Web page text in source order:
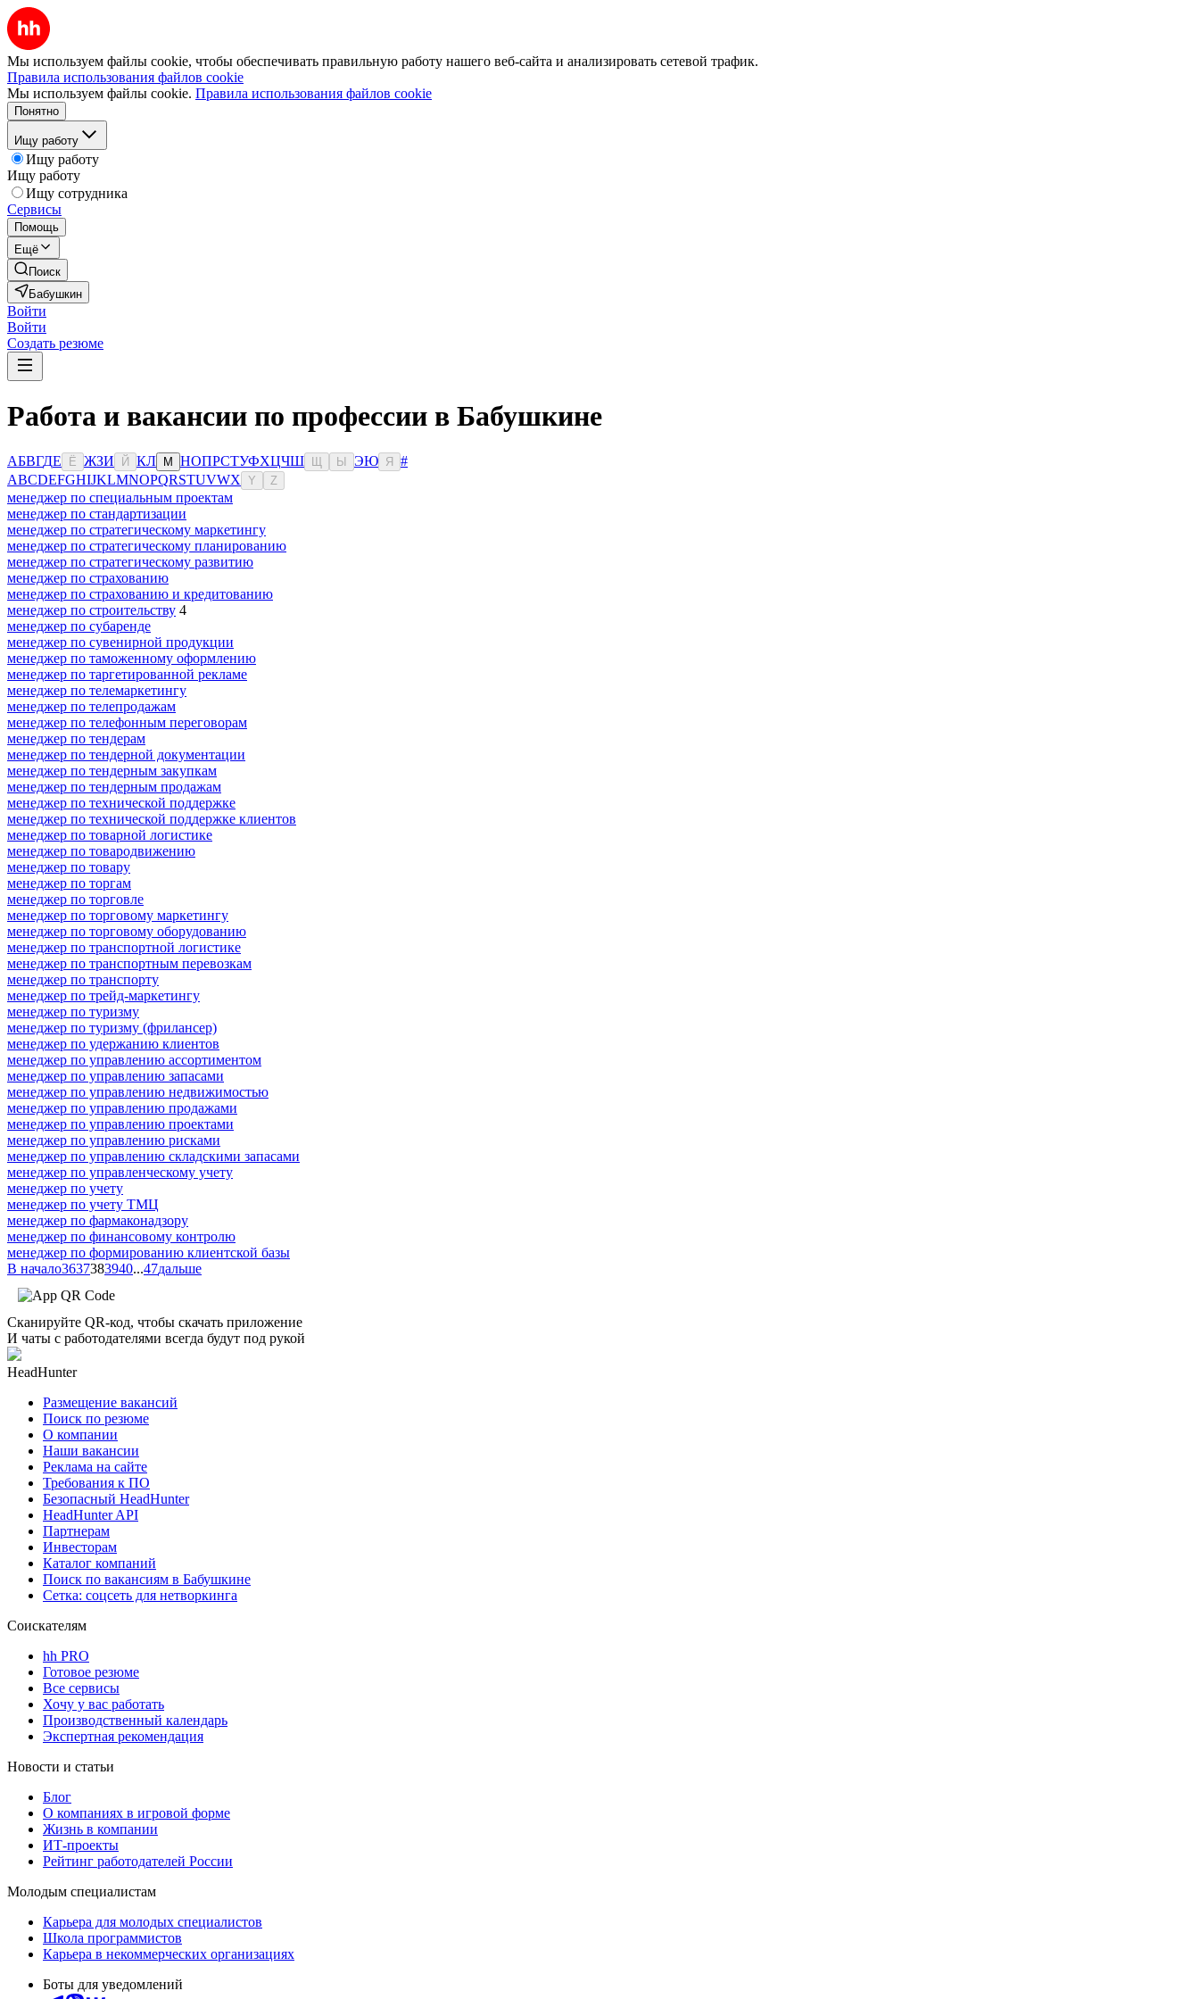
Мы используем файлы cookie, чтобы обеспечивать правильную работу нашего веб-сайта и анализировать сетевой трафик.
Правила использования файлов cookie
Мы используем файлы cookie. Правила использования файлов cookie
Понятно
Ищу работу
Ищу работу
Ищу работу
Ищу сотрудника
Сервисы
Помощь
Ещё
Поиск
Бабушкин
Войти
Войти
Создать резюме
Работа и вакансии по профессии в Бабушкине
АБВГДЕ Ё ЖЗИ Й КЛ М НОПРСТУФХЦЧШ Ы ЭЮ Я
#
ABCDEFGHIJKLMNOPQRSTUVWX Y Z
менеджер по специальным проектам
менеджер по стандартизации
менеджер по стратегическому маркетингу
менеджер по стратегическому планированию
менеджер по стратегическому развитию
менеджер по страхованию
менеджер по страхованию и кредитованию
менеджер по строительству 4
менеджер по субаренде
менеджер по сувенирной продукции
менеджер по таможенному оформлению
менеджер по таргетированной рекламе
менеджер по телемаркетингу
менеджер по телепродажам
менеджер по телефонным переговорам
менеджер по тендерам
менеджер по тендерной документации
менеджер по тендерным закупкам
менеджер по тендерным продажам
менеджер по технической поддержке
менеджер по технической поддержке клиентов
менеджер по товарной логистике
менеджер по товародвижению
менеджер по товару
менеджер по торгам
менеджер по торговле
менеджер по торговому маркетингу
менеджер по торговому оборудованию
менеджер по транспортной логистике
менеджер по транспортным перевозкам
менеджер по транспорту
менеджер по трейд-маркетингу
менеджер по туризму
менеджер по туризму (фрилансер)
менеджер по удержанию клиентов
менеджер по управлению ассортиментом
менеджер по управлению запасами
менеджер по управлению недвижимостью
менеджер по управлению продажами
менеджер по управлению проектами
менеджер по управлению рисками
менеджер по управлению складскими запасами
менеджер по управленческому учету
менеджер по учету
менеджер по учету ТМЦ
менеджер по фармаконадзору
менеджер по финансовому контролю
менеджер по формированию клиентской базы
В начало3637383940...47дальше
Сканируйте QR-код, чтобы скачать приложение
И чаты с работодателями всегда будут под рукой
HeadHunter
Размещение вакансий
Поиск по резюме
О компании
Наши вакансии
Реклама на сайте
Требования к ПО
Безопасный HeadHunter
HeadHunter API
Партнерам
Инвесторам
Каталог компаний
Поиск по вакансиям в Бабушкине
Сетка: соцсеть для нетворкинга
Соискателям
hh PRO
Готовое резюме
Все сервисы
Хочу у вас работать
Производственный календарь
Экспертная рекомендация
Новости и статьи
Блог
О компаниях в игровой форме
Жизнь в компании
ИТ-проекты
Рейтинг работодателей России
Молодым специалистам
Карьера для молодых специалистов
Школа программистов
Карьера в некоммерческих организациях
Боты для уведомлений